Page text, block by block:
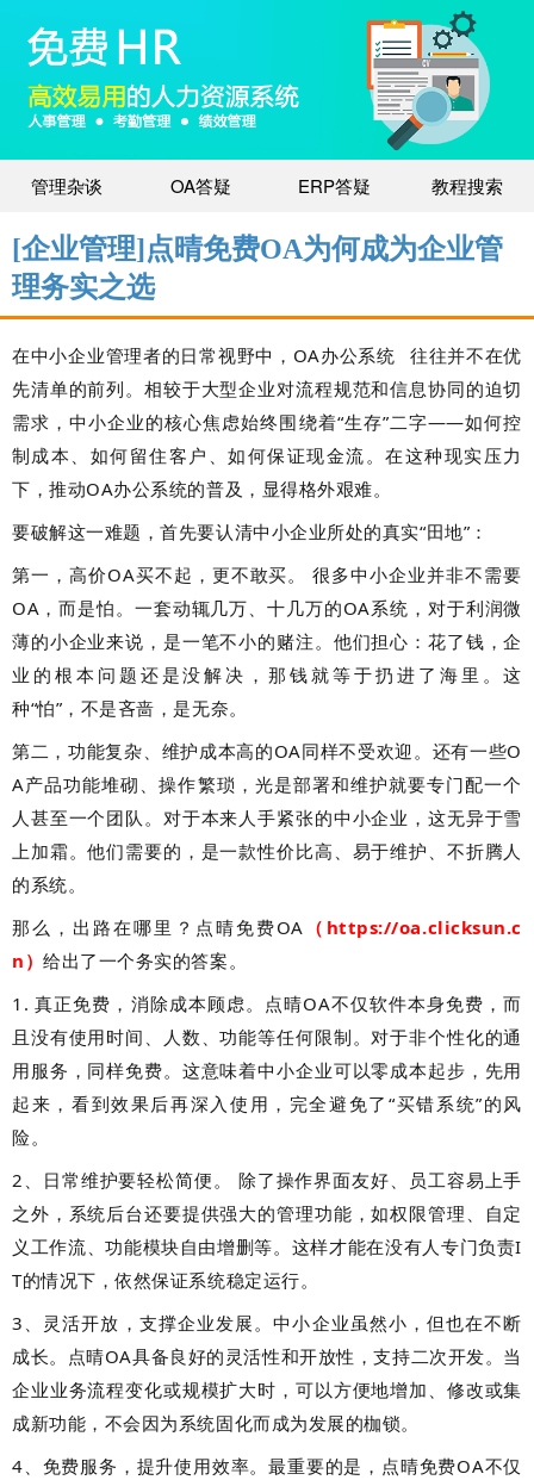
管理杂谈 OA答疑 ERP答疑 教程搜索
[企业管理]点晴免费OA为何成为企业管
理务实之选
在中小企业管理者的日常视野中， OA办公系统
往往并不在优
先清单的前列。相较于大型企业对流程规范和信息协同的迫切
需求，中小企业的核心焦虑始终围绕着“生存”二字——如何控
制成本、如何留住客户、如何保证现金流。在这种现实压力
下，推动OA办公系统的普及，显得格外艰难。
要破解这一难题，首先要认清中小企业所处的真实“田地”：
第一，高价OA买不起，更不敢买。 很多中小企业并非不需要
OA，而是怕。一套动辄几万、十几万的OA系统，对于利润微
薄的小企业来说，是一笔不小的赌注。他们担心：花了钱，企
业的根本问题还是没解决，那钱就等于扔进了海里。这
种“怕”，不是吝啬，是无奈。
第二，功能复杂、维护成本高的OA同样不受欢迎。还有一些O
A产品功能堆砌、操作繁琐，光是部署和维护就要专门配一个
人甚至一个团队。对于本来人手紧张的中小企业，这无异于雪
上加霜。他们需要的，是一款性价比高、易于维护、不折腾人
的系统。
那么，出路在哪里？点晴免费OA （ https://oa.clicksun.c
n）给出了一个务实的答案。
1. 真正免费，消除成本顾虑。点晴OA不仅软件本身免费，而
且没有使用时间、人数、功能等任何限制。对于非个性化的通
用服务，同样免费。这意味着中小企业可以零成本起步，先用
起来，看到效果后再深入使用，完全避免了“买错系统”的风
险。
2、日常维护要轻松简便。 除了操作界面友好、员工容易上手
之外，系统后台还要提供强大的管理功能，如权限管理、自定
义工作流、功能模块自由增删等。这样才能在没有人专门负责I
T的情况下，依然保证系统稳定运行。
3、灵活开放，支撑企业发展。中小企业虽然小，但也在不断
成长。点晴OA具备良好的灵活性和开放性，支持二次开发。当
企业业务流程变化或规模扩大时，可以方便地增加、修改或集
成新功能，不会因为系统固化而成为发展的枷锁。
4、免费服务，提升使用效率。最重要的是，点晴免费OA不仅